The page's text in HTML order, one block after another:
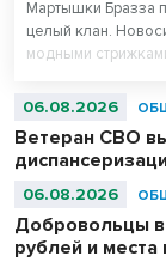
Мартышки Бразза
целый клан.
модными
06.08.2026
Ветеран СВО
06.08.2026
Добровольцы в
рублей и места